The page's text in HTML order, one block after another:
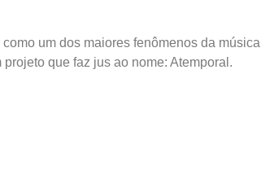
um dos maiores fenômenos da música
que faz jus ao nome: Atemporal.